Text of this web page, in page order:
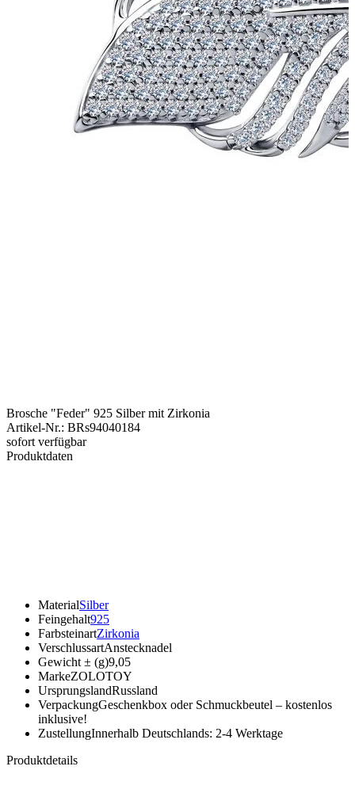
Brosche "Feder" 925 Silber mit Zirkonia
Artikel-Nr.: BRs94040184
sofort verfügbar
Produktdaten
MaterialSilber
Feingehalt925
FarbsteinartZirkonia
VerschlussartAnstecknadel
Gewicht ± (g)9,05
MarkeZOLOTOY
UrsprungslandRussland
VerpackungGeschenkbox oder Schmuckbeutel – kostenlos
inklusive!
ZustellungInnerhalb Deutschlands: 2-4 Werktage
Produktdetails